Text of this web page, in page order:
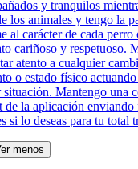
y tranquilos
los animales y tengo la
al carácter de cada
cariñoso y respetuoso.
atento a cualquier
o estado físico
situación. Mantengo una
de la aplicación enviando
si lo deseas para tu total
menos